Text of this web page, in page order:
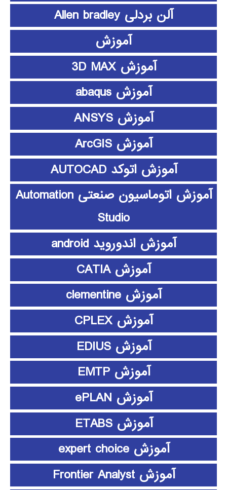
آلن بردلی Allen bradley
آموزش
آموزش 3D MAX
آموزش abaqus
آموزش ANSYS
آموزش ArcGIS
آموزش اتوکد AUTOCAD
آموزش اتوماسیون صنعتی Automation
Studio
آموزش اندوروید android
آموزش CATIA
آموزش clementine
آموزش CPLEX
آموزش EDIUS
آموزش EMTP
آموزش ePLAN
آموزش ETABS
آموزش expert choice
آموزش Frontier Analyst